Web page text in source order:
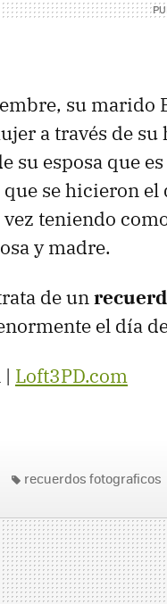
su marido
a través de
su esposa que
se hicieron el
teniendo
y madre.
de un
el día
Loft3PD.com
recuerdos fotograficos